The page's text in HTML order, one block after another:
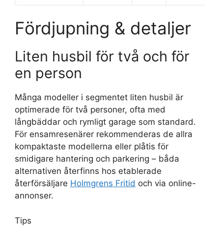
Fördjupning & detaljer
Liten husbil för två och för
en person
Många modeller i segmentet liten husbil är
optimerade för två personer, ofta med
långbäddar och rymligt garage som standard.
För ensamresenärer rekommenderas de allra
kompaktaste modellerna eller plåtis för
smidigare hantering och parkering – båda
alternativen återfinns hos etablerade
återförsäljare Holmgrens Fritid och via online-
annonser.
Tips